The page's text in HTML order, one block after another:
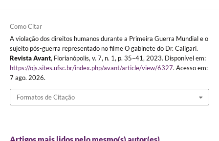
Como Citar
A violação dos direitos humanos durante a Primeira Guerra Mundial e o
sujeito pós-guerra representado no filme O gabinete do Dr. Caligari.
Revista Avant, Florianópolis, v. 7, n. 1, p. 35–41, 2023. Disponível em:
https://ojs.sites.ufsc.br/index.php/avant/article/view/6327. Acesso em:
7 ago. 2026.
Formatos de Citação